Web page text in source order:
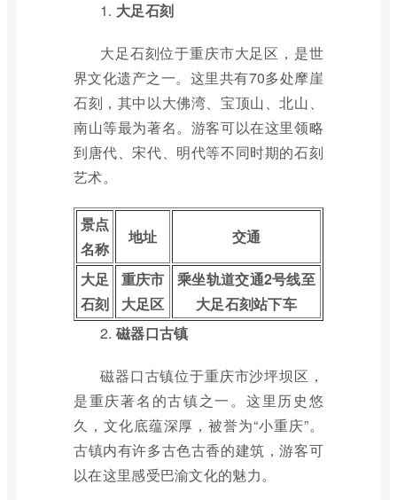
1. 大足石刻
大足石刻位于重庆市大足区，是世
界文化遗产之一。这里共有70多处摩崖
石刻，其中以大佛湾、宝顶山、北山、
南山等最为著名。游客可以在这里领略
到唐代、宋代、明代等不同时期的石刻
艺术。
景点
名称
地址 交通
大足
石刻
重庆市
大足区
乘坐轨道交通2号线至
大足石刻站下车
2. 磁器口古镇
磁器口古镇位于重庆市沙坪坝区，
是重庆著名的古镇之一。这里历史悠
久，文化底蕴深厚，被誉为“小重庆”。
古镇内有许多古色古香的建筑，游客可
以在这里感受巴渝文化的魅力。